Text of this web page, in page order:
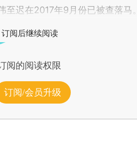
迟在2017年9月份已被查落马。
阅后继续阅读
阅的阅读权限
订阅/会员升级